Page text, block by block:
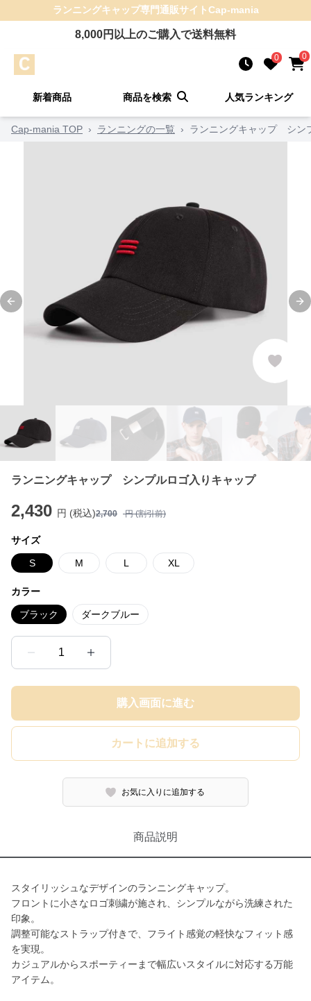
ランニングキャップ専門通販サイトCap-mania
8,000円以上のご購入で送料無料
0 0
新着商品 商品を検索 人気ランキング
Cap-mania TOP › ランニングの一覧 › ランニングキャップ シン
Previous slide
ランニングキャップ シンプルロゴ入りキャップ
2,430 円 (税込)2,700 円 (割引前)
サイズ
S M L XL
カラー
ブラック ダークブルー
1
購入画面に進む
カートに追加する
お気に入りに追加する
商品説明
スタイリッシュなデザインのランニングキャップ。
フロントに小さなロゴ刺繍が施され、シンプルながら洗練された
印象。
調整可能なストラップ付きで、フライト感覚の軽快なフィット感
を実現。
カジュアルからスポーティーまで幅広いスタイルに対応する万能
アイテム。